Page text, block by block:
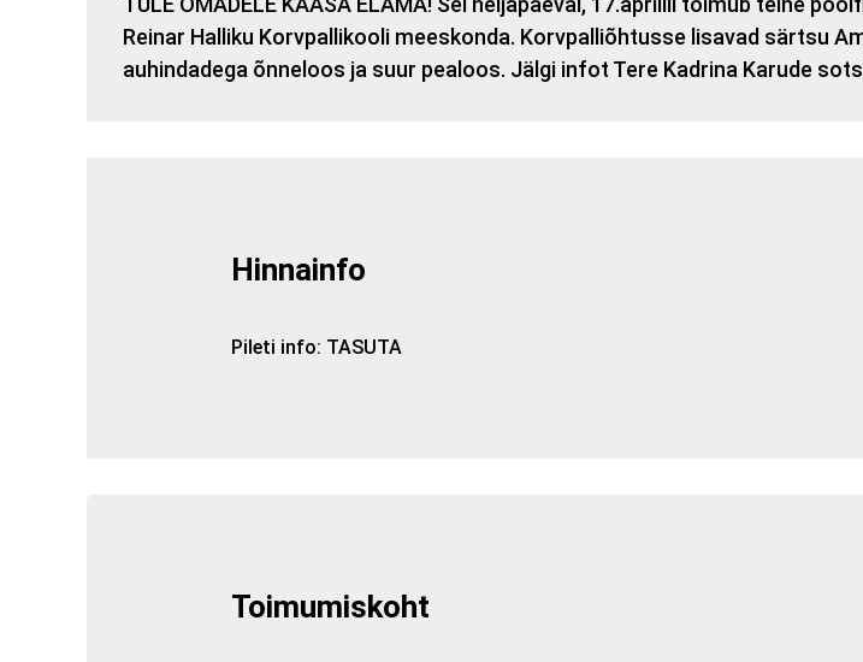
Reinar Halliku Korvpallikooli meeskonda. Korvpalliõhtusse lisavad särtsu
auhindadega õnneloos ja suur pealoos. Jälgi infot Tere Kadrina Karude
Hinnainfo
Pileti info: TASUTA
Toimumiskoht